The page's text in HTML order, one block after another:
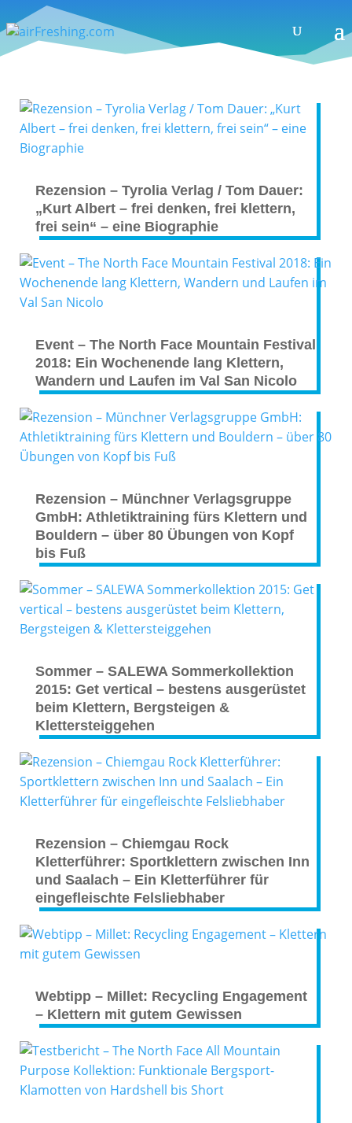
Rezension – Tyrolia Verlag / Tom Dauer:
„Kurt Albert – frei denken, frei klettern,
frei sein“ – eine Biographie
Event – The North Face Mountain Festival
2018: Ein Wochenende lang Klettern,
Wandern und Laufen im Val San Nicolo
Rezension – Münchner Verlagsgruppe
GmbH: Athletiktraining fürs Klettern und
Bouldern – über 80 Übungen von Kopf
bis Fuß
Sommer – SALEWA Sommerkollektion
2015: Get vertical – bestens ausgerüstet
beim Klettern, Bergsteigen &
Klettersteiggehen
Rezension – Chiemgau Rock
Kletterführer: Sportklettern zwischen Inn
und Saalach – Ein Kletterführer für
eingefleischte Felsliebhaber
Webtipp – Millet: Recycling Engagement
– Klettern mit gutem Gewissen